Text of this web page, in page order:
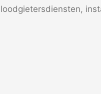
loodgietersdiensten,